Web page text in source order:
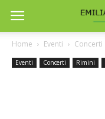
Home Eventi Concerti
Eventi Concerti Rimini